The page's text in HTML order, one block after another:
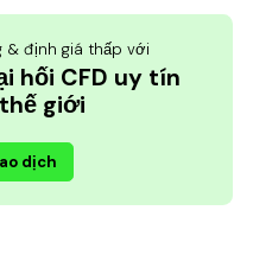
& định giá thấp với
hối CFD uy tín
giới
dịch